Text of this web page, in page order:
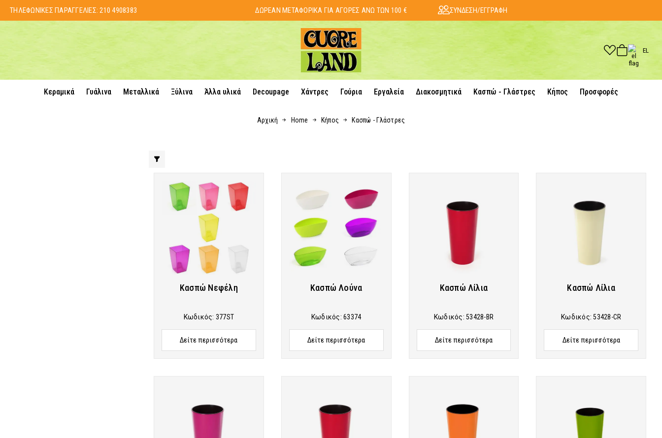
ΤΗΛΕΦΩΝΙΚΕΣ ΠΑΡΑΓΓΕΛΙΕΣ:210 4908383 ΔΩΡΕΑΝ ΜΕΤΑΦΟΡΙΚΑ ΓΙΑ ΑΓΟΡΕΣ ΑΝΩ ΤΩΝ 100 € ΣΥΝΔΕΣΗ/ΕΓΓΡΑΦΗ
EL
Κεραμικά Γυάλινα Μεταλλικά Ξύλινα Άλλα υλικά Decoupage Χάντρες Γούρια Εργαλεία Διακοσμητικά Κασπώ - Γλάστρες Κήπος Προσφορές
Αρχική Home Κήπος Κασπώ - Γλάστρες
Κασπώ Νεφέλη
Κωδικός: 377ST
Δείτε περισσότερα
Κασπώ Λούνα
Κωδικός:63374
Δείτε περισσότερα
Κασπώ Λίλια
Κωδικός: 53428-BR
Δείτε περισσότερα
Κασπώ Λίλια
Κωδικός:53428-CR
Δείτε περισσότερα